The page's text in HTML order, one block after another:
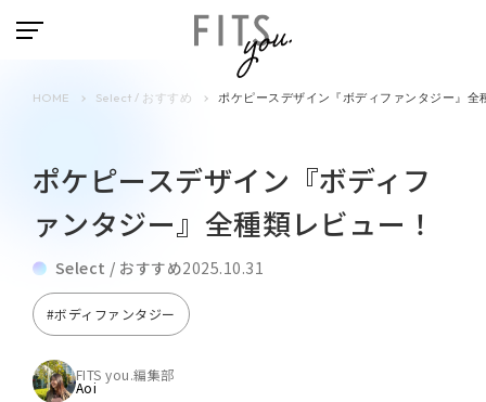
HOME Select / おすすめ ポケピースデザイン『ボディファンタジー』全
ポケピースデザイン『ボディフ
ァンタジー』全種類レビュー！
Select / おすすめ2025.10.31
#ボディファンタジー
FITS you.編集部
Aoi